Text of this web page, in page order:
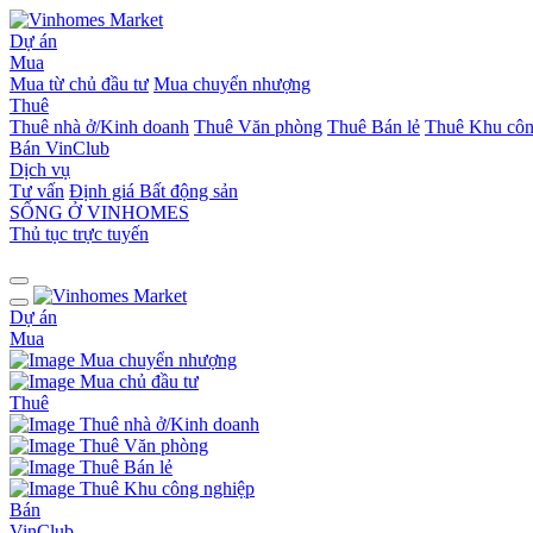
Dự án
Mua
Mua từ chủ đầu tư Mua chuyển nhượng
Thuê
Thuê nhà ở/Kinh doanh Thuê Văn phòng Thuê Bán lẻ Thuê Khu
Bán VinClub
Dịch vụ
Tư vấn Định giá Bất động sản
SỐNG Ở VINHOMES
Thủ tục trực tuyến
Dự án
Mua
Mua chuyển nhượng
Mua chủ đầu tư
Thuê
Thuê nhà ở/Kinh doanh
Thuê Văn phòng
Thuê Bán lẻ
Thuê Khu công nghiệp
Bán